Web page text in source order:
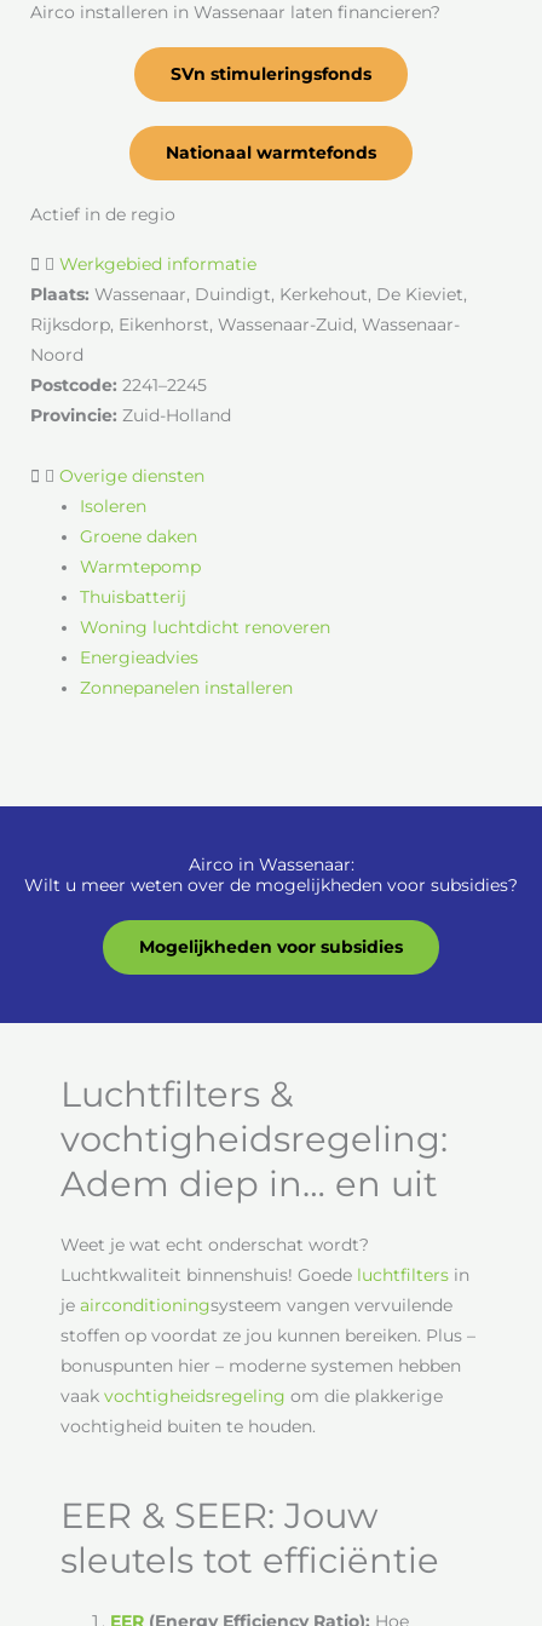
Airco installeren in Wassenaar laten financieren?
SVn stimuleringsfonds
Nationaal warmtefonds
Actief in de regio
Werkgebied informatie
Plaats: Wassenaar, Duindigt, Kerkehout, De Kieviet,
Rijksdorp, Eikenhorst, Wassenaar-Zuid, Wassenaar-
Noord
Postcode: 2241–2245
Provincie: Zuid-Holland
Overige diensten
Isoleren
Groene daken
Warmtepomp
Thuisbatterij
Woning luchtdicht renoveren
Energieadvies
Zonnepanelen installeren
Airco in Wassenaar:
Wilt u meer weten over de mogelijkheden voor subsidies?
Mogelijkheden voor subsidies
Luchtfilters &
vochtigheidsregeling:
Adem diep in… en uit
Weet je wat echt onderschat wordt?
Luchtkwaliteit binnenshuis! Goede luchtfilters in
je airconditioningsysteem vangen vervuilende
stoffen op voordat ze jou kunnen bereiken. Plus –
bonuspunten hier – moderne systemen hebben
vaak vochtigheidsregeling om die plakkerige
vochtigheid buiten te houden.
EER & SEER: Jouw
sleutels tot efficiëntie
EER (Energy Efficiency Ratio): Hoe